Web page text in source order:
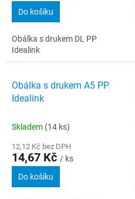
Do košíku
Obálka s drukem DL PP
Idealink
Obálka s drukem A5 PP
Idealink
Skladem (14 ks)
12,12 Kč bez DPH
14,67 Kč / ks
Do košíku